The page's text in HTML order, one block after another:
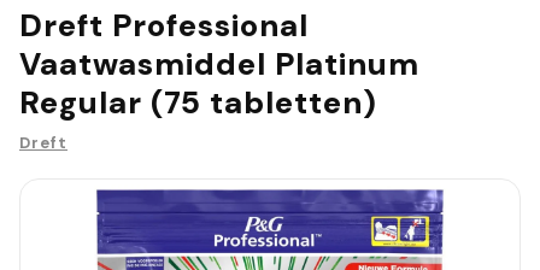
Dreft Professional
Vaatwasmiddel Platinum
Regular (75 tabletten)
Dreft